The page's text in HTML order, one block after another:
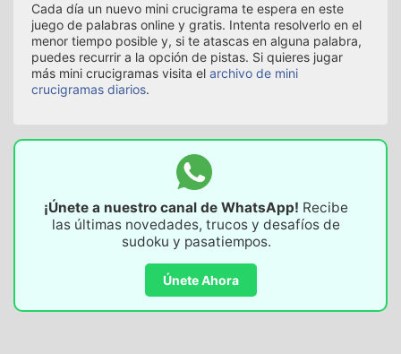
Cada día un nuevo mini crucigrama te espera en este
juego de palabras online y gratis. Intenta resolverlo en el
menor tiempo posible y, si te atascas en alguna palabra,
puedes recurrir a la opción de pistas. Si quieres jugar
más mini crucigramas visita el archivo de mini
crucigramas diarios.
¡Únete a nuestro canal de WhatsApp! Recibe
las últimas novedades, trucos y desafíos de
sudoku y pasatiempos.
Únete Ahora